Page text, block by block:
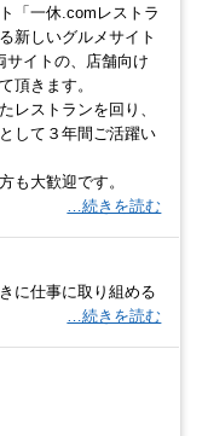
「一休.comレストラ
新しいグルメサイト
サイトの、店舗向け
頂きます。
レストランを回り、
して３年間ご活躍い
も大歓迎です。
…続きを読む
に仕事に取り組める
…続きを読む